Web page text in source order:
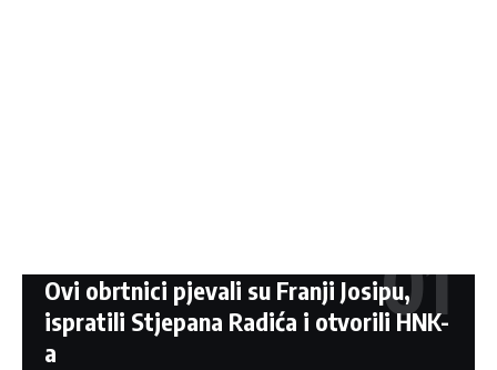
Ovi obrtnici pjevali su Franji Josipu,
ispratili Stjepana Radića i otvorili HNK-
a